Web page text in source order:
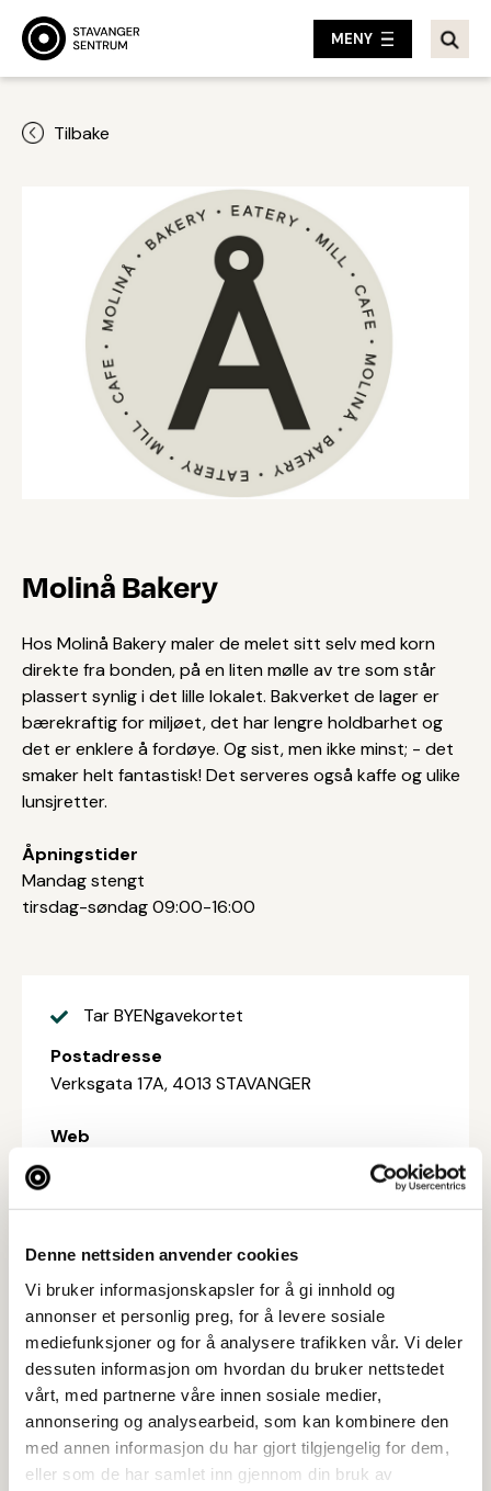
Denne nettsiden anvender cookies
Vi bruker informasjonskapsler for å gi innhold og
annonser et personlig preg, for å levere sosiale
mediefunksjoner og for å analysere trafikken vår. Vi deler
dessuten informasjon om hvordan du bruker nettstedet
vårt, med partnerne våre innen sosiale medier,
annonsering og analysearbeid, som kan kombinere den
med annen informasjon du har gjort tilgjengelig for dem,
eller som de har samlet inn gjennom din bruk av
MENY
Tilbake
Molinå Bakery
Hos Molinå Bakery maler de melet sitt selv med korn
direkte fra bonden, på en liten mølle av tre som står
plassert synlig i det lille lokalet. Bakverket de lager er
bærekraftig for miljøet, det har lengre holdbarhet og
det er enklere å fordøye. Og sist, men ikke minst; - det
smaker helt fantastisk! Det serveres også kaffe og ulike
lunsjretter.
Åpningstider
Mandag stengt
tirsdag-søndag 09:00-16:00
Tar BYENgavekortet
Postadresse
Verksgata 17A, 4013 STAVANGER
Web
Ta kontakt
contact@molino-bakery.com
458 12 562
Bilder